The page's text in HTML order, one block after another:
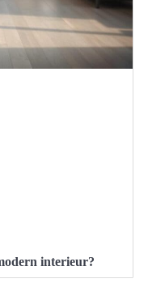
interieur?